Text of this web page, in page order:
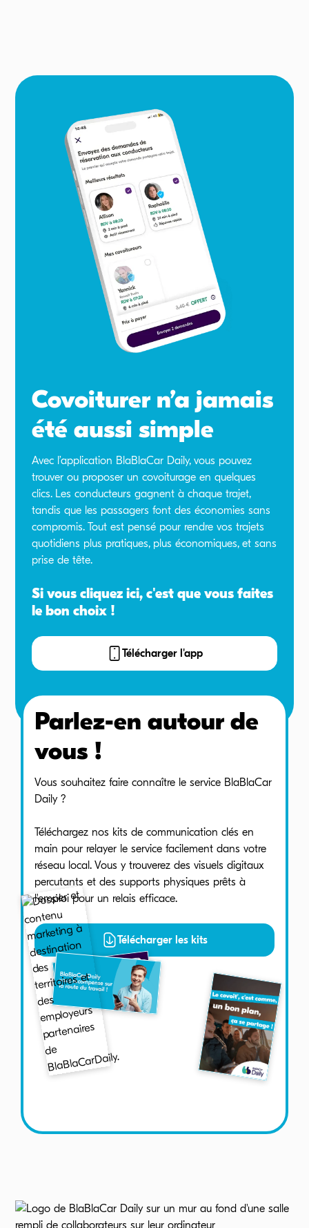
Covoiturer n’a jamais
été aussi simple
Avec l’application BlaBlaCar Daily, vous pouvez
trouver ou proposer un covoiturage en quelques
clics. Les conducteurs gagnent à chaque trajet,
tandis que les passagers font des économies sans
compromis. Tout est pensé pour rendre vos trajets
quotidiens plus pratiques, plus économiques, et sans
prise de tête.
Si vous cliquez ici, c'est que vous faites
le bon choix !
Télécharger l'app
Parlez-en autour de
vous !
Vous souhaitez faire connaître le service BlaBlaCar
Daily ?
Téléchargez nos kits de communication clés en
main pour relayer le service facilement dans votre
réseau local. Vous y trouverez des visuels digitaux
percutants et des supports physiques prêts à
l'emploi pour un relais efficace.
Télécharger les kits